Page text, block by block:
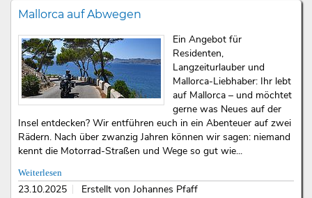
Mallorca auf Abwegen
Ein Angebot für
Residenten,
Langzeiturlauber und
Mallorca-Liebhaber: Ihr lebt
auf Mallorca – und möchtet
gerne was Neues auf der
Insel entdecken? Wir entführen euch in ein Abenteuer auf zwei
Rädern. Nach über zwanzig Jahren können wir sagen: niemand
kennt die Motorrad-Straßen und Wege so gut wie...
Weiterlesen
23.10.2025 Erstellt von Johannes Pfaff